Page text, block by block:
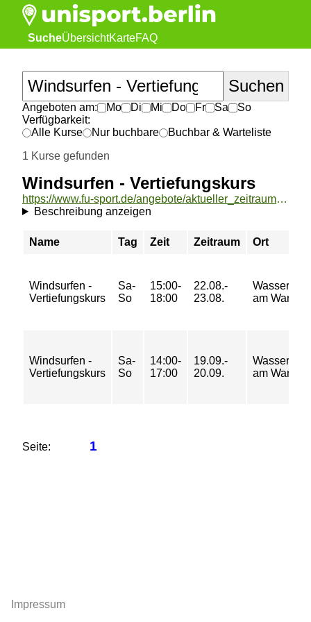
SucheÜbersichtKarteFAQ
Angeboten am: Mo Di Mi Do Fr Sa
So
Verfügbarkeit:
Alle Kurse
Nur buchbare
Buchbar & Warteliste
1 Kurse gefunden
Windsurfen - Vertiefungskurs
https://www.fu-sport.de/angebote/aktueller_zeitraum/_Windsurfen_-_Vertiefungskurs.html
Beschreibung anzeigen
Name Tag Zeit Zeitraum Ort
Windsurfen -
Vertiefungskurs
Sa-
So
15:00-
18:00
22.08.-
23.08.
am
Windsurfen -
Vertiefungskurs
Sa-
So
14:00-
17:00
19.09.-
20.09.
am
Seite: 1
Impressum